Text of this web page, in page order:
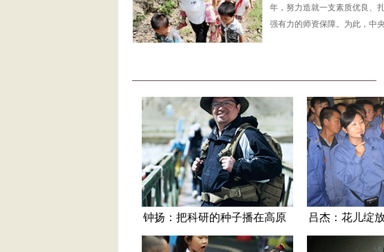
年，努力造就一支素质优良、
强有力的师资保障。为此，中
钟扬：把科研的种子播在高原 吕杰：花儿绽